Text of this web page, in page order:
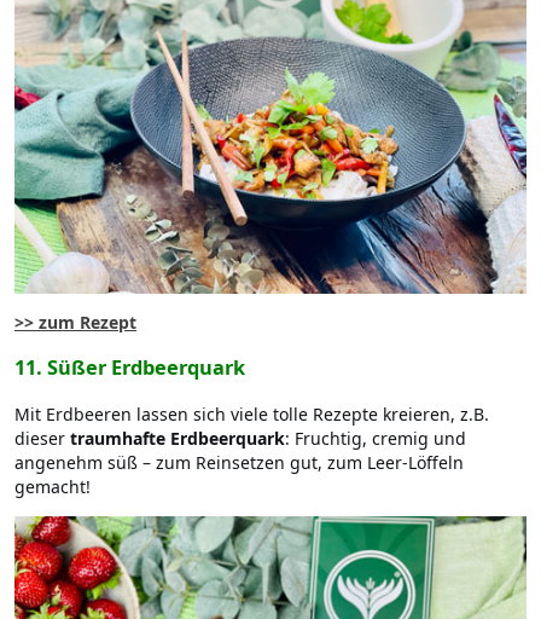
>> zum Rezept
11. Süßer Erdbeerquark
Mit Erdbeeren lassen sich viele tolle Rezepte kreieren, z.B.
dieser traumhafte Erdbeerquark: Fruchtig, cremig und
angenehm süß – zum Reinsetzen gut, zum Leer-Löffeln
gemacht!